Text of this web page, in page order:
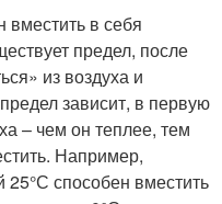
вместить в себя
предел, после
из воздуха и
зависит, в первую
– чем он теплее, тем
Например,
25°С способен вместить